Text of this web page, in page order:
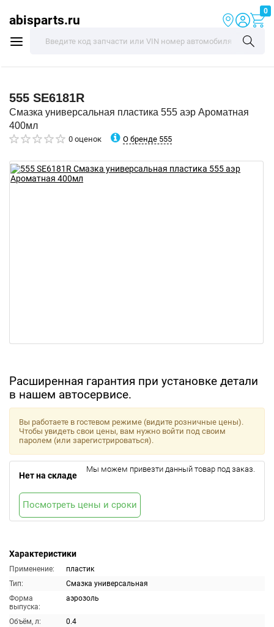
abisparts.ru
0
555 SE6181R
Смазка универсальная пластика 555 аэр Ароматная
400мл
0 оценок О бренде 555
Расширенная гарантия при установке детали
в нашем автосервисе.
Характеристики
Применение:
пластик
Тип:
Смазка универсальная
Форма
выпуска:
аэрозоль
Объём, л:
0.4
Вы работаете в гостевом режиме (видите розничные цены).
Чтобы увидеть свои цены, вам нужно войти под своим
паролем (или зарегистрироваться).
Нет на складе
Мы можем привезти данный товар под заказ.
Посмотреть цены и сроки